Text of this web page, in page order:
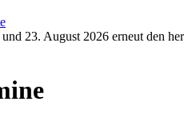
23. August 2026 erneut den